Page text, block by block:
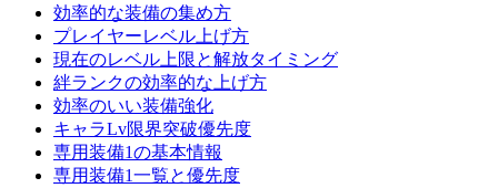
効率的な装備の集め方
プレイヤーレベル上げ方
現在のレベル上限と解放タイミング
絆ランクの効率的な上げ方
効率のいい装備強化
キャラLv限界突破優先度
専用装備1の基本情報
専用装備1一覧と優先度